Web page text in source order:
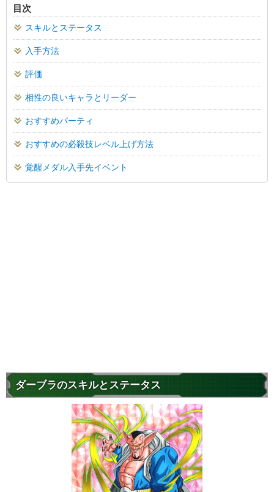
目次
スキルとステータス
入手方法
評価
相性の良いキャラとリーダー
おすすめパーティ
おすすめの必殺技レベル上げ方法
覚醒メダル入手先イベント
ダーブラのスキルとステータス